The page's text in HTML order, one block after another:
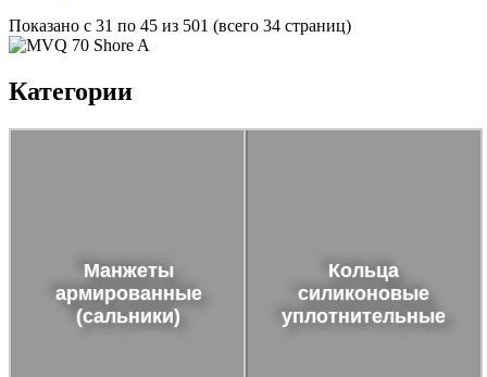
Показано с 31 по 45 из 501 (всего 34 страниц)
Категории
Манжеты
армированные
(сальники)
Кольца
силиконовые
уплотнительные